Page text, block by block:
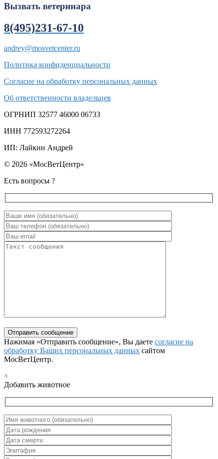
Вызвать ветеринара
8(495)231-67-10
andrey@mosvetcenter.ru
Политика конфиденциальности
Согласие на обработку персональных данных
Об ответственности владельцев
ОГРНИП 32577 46000 06733
ИНН 772593272264
ИП: Лайкин Андрей
© 2026 «МосВетЦентр»
Есть вопросы ?
Нажимая «Отправить сообщение», Вы даете согласие на
обработку Ваших персональных данных сайтом
МосВетЦентр.
×
Добавить животное